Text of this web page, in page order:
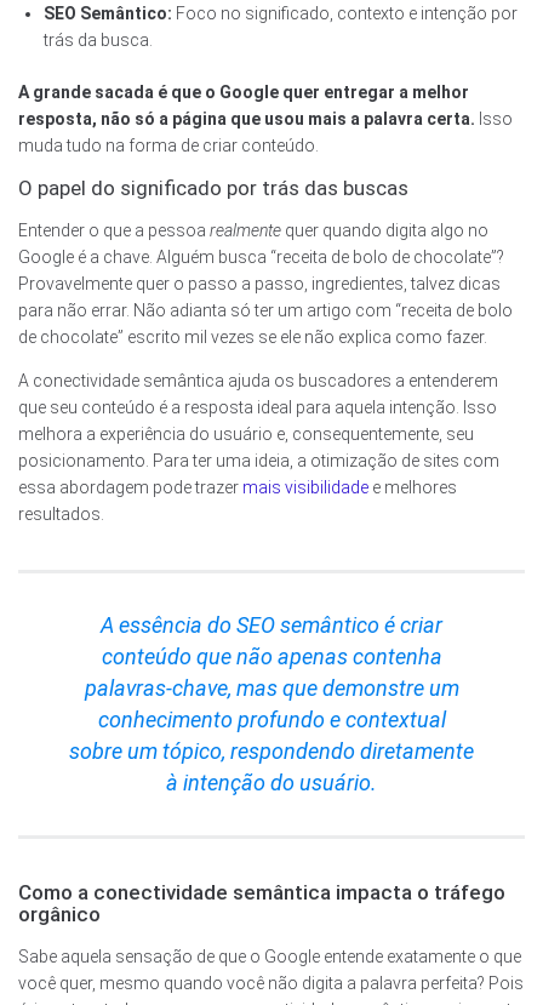
SEO Semântico: Foco no significado, contexto e intenção por
trás da busca.
A grande sacada é que o Google quer entregar a melhor
resposta, não só a página que usou mais a palavra certa. Isso
muda tudo na forma de criar conteúdo.
O papel do significado por trás das buscas
Entender o que a pessoa realmente quer quando digita algo no
Google é a chave. Alguém busca “receita de bolo de chocolate”?
Provavelmente quer o passo a passo, ingredientes, talvez dicas
para não errar. Não adianta só ter um artigo com “receita de bolo
de chocolate” escrito mil vezes se ele não explica como fazer.
A conectividade semântica ajuda os buscadores a entenderem
que seu conteúdo é a resposta ideal para aquela intenção. Isso
melhora a experiência do usuário e, consequentemente, seu
posicionamento. Para ter uma ideia, a otimização de sites com
essa abordagem pode trazer mais visibilidade e melhores
resultados.
A essência do SEO semântico é criar
conteúdo que não apenas contenha
palavras-chave, mas que demonstre um
conhecimento profundo e contextual
sobre um tópico, respondendo diretamente
à intenção do usuário.
Como a conectividade semântica impacta o tráfego
orgânico
Sabe aquela sensação de que o Google entende exatamente o que
você quer, mesmo quando você não digita a palavra perfeita? Pois